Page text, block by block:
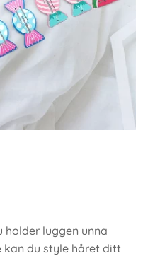
holder luggen unna
kan du style håret ditt